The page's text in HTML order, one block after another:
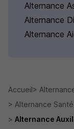
Alternance
Alternance
Alternance
Accueil
Alternance
Alternance